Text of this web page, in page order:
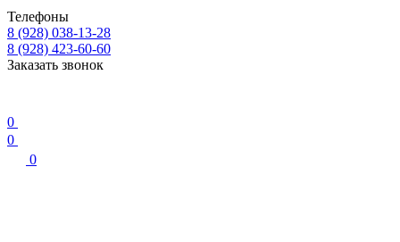
Телефоны
8 (928) 038-13-28
8 (928) 423-60-60
Заказать звонок
0
0
0